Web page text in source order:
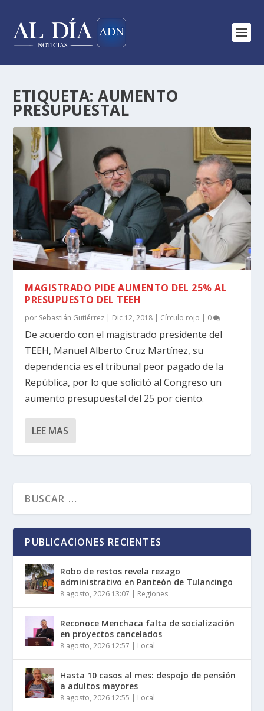
ETIQUETA:AUMENTO
PRESUPUESTAL
MAGISTRADO PIDE AUMENTO DEL 25% AL
PRESUPUESTO DEL TEEH
por Sebastián Gutiérrez | Dic 12, 2018 | Círculo rojo | 0
De acuerdo con el magistrado presidente del
TEEH, Manuel Alberto Cruz Martínez, su
dependencia es el tribunal peor pagado de la
República, por lo que solicitó al Congreso un
aumento presupuestal del 25 por ciento.
LEE MAS
PUBLICACIONES RECIENTES
Robo de restos revela rezago
administrativo en Panteón de Tulancingo
8 agosto, 2026 13:07 | Regiones
Reconoce Menchaca falta de socialización
en proyectos cancelados
8 agosto, 2026 12:57 | Local
Hasta 10 casos al mes: despojo de pensión
a adultos mayores
8 agosto, 2026 12:55 | Local